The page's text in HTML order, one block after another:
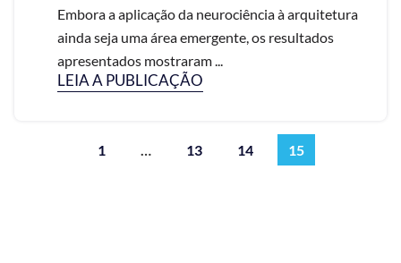
Embora a aplicação da neurociência à arquitetura
ainda seja uma área emergente, os resultados
apresentados mostraram ...
LEIA A PUBLICAÇÃO
1 … 13 14 15